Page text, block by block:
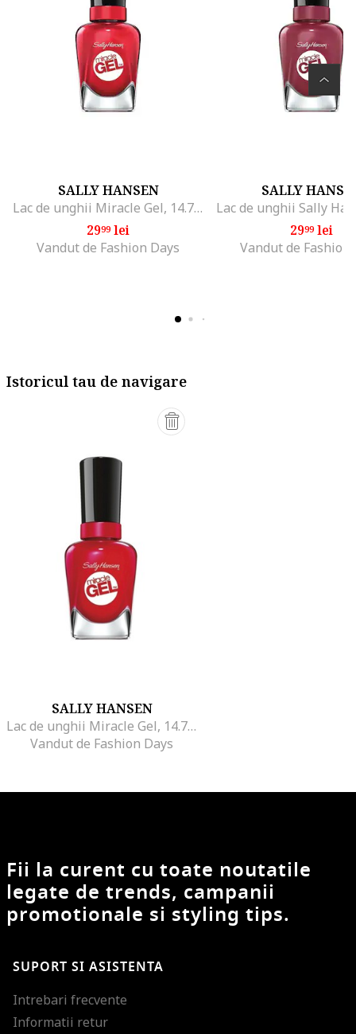
SALLY HANSEN
Lac de unghii Miracle Gel, 14.7 ml
2999lei
Vandut de Fashion Days
SALLY
2999lei
Vandut de Fashion
Istoricul tau de navigare
SALLY HANSEN
Lac de unghii Miracle Gel, 14.7 ml, Red Eye
Vandut de Fashion Days
Fii la curent cu toate noutatile
legate de trends, campanii
promotionale si styling tips.
SUPORT SI ASISTENTA
Intrebari frecvente
Informatii retur